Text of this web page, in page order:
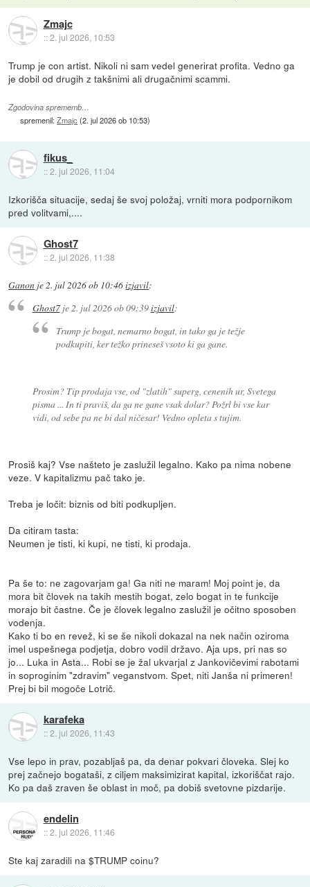
Zmajc
::2. jul 2026, 10:53
Trump je con artist. Nikoli ni sam vedel generirat profita. Vedno ga
je dobil od drugih z takšnimi ali drugačnimi scammi.
Zgodovina sprememb…
spremenil:Zmajc (2. jul 2026 ob 10:53)
fikus_
::2. jul 2026, 11:04
Izkorišča situacije, sedaj še svoj položaj, vrniti mora podpornikom
pred volitvami,....
Ghost7
::2. jul 2026, 11:38
Ganon je2. jul 2026 ob 10:46izjavil:
Ghost7je2. jul 2026 ob 09:39izjavil:
Trump je bogat, nemarno bogat, in tako ga je težje
podkupiti, ker težko prineseš vsoto ki ga gane.
Prosim? Tip prodaja vse, od "zlatih" superg, cenenih ur, Svetega
pisma ... In ti praviš, da ga ne gane vsak dolar? Požrl bi vse kar
vidi, od sebe pa ne bi dal ničesar! Vedno opleta s tujim.
Prosiš kaj? Vse našteto je zaslužil legalno. Kako pa nima nobene
veze. V kapitalizmu pač tako je.
Treba je ločit: biznis od biti podkupljen.
Da citiram tasta:
Neumen je tisti, ki kupi, ne tisti, ki prodaja.
Pa še to: ne zagovarjam ga! Ga niti ne maram! Moj point je, da
mora bit človek na takih mestih bogat, zelo bogat in te funkcije
morajo bit častne. Če je človek legalno zaslužil je očitno sposoben
vodenja.
Kako ti bo en revež, ki se še nikoli dokazal na nek način oziroma
imel uspešnega podjetja, dobro vodil državo. Aja ups, pri nas so
jo... Luka in Asta... Robi se je žal ukvarjal z Jankovičevimi rabotami
in soproginim "zdravim" veganstvom. Spet, niti Janša ni primeren!
Prej bi bil mogoče Lotrič.
karafeka
::2. jul 2026, 11:43
Vse lepo in prav, pozabljaš pa, da denar pokvari človeka. Slej ko
prej začnejo bogataši, z ciljem maksimizirat kapital, izkoriščat rajo.
Ko pa daš zraven še oblast in moč, pa dobiš svetovne pizdarije.
endelin
::2. jul 2026, 11:46
Ste kaj zaradili na $TRUMP coinu?